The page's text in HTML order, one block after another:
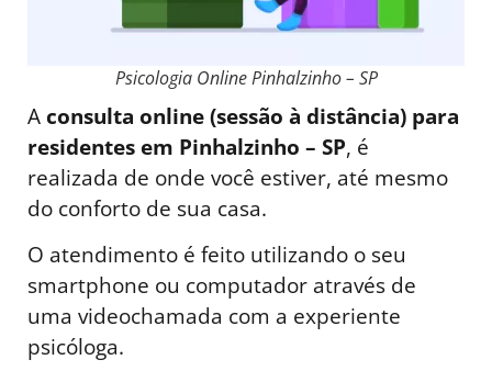
Psicologia Online Pinhalzinho – SP
Aconsulta online (sessão à distância) para
residentes em Pinhalzinho – SP, é
realizada de onde você estiver, até mesmo
do conforto de sua casa.
O atendimento é feito utilizando o seu
smartphone ou computador através de
uma videochamada com a experiente
psicóloga.